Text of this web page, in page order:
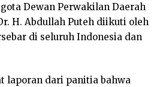
Dewan Perwakilan Daerah
H. Abdullah Puteh diikuti oleh
di seluruh Indonesia dan
laporan dari panitia bahwa